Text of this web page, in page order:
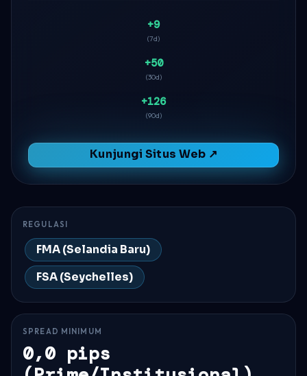
+9
(7d)
+50
(30d)
+126
(90d)
Kunjungi Situs Web ↗
REGULASI
FMA (Selandia Baru)
FSA (Seychelles)
SPREAD MINIMUM
0,0 pips